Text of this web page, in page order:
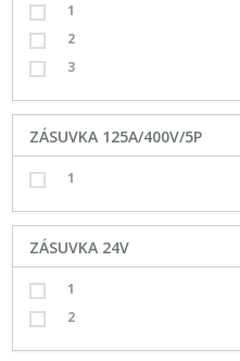
1
2
3
ZÁSUVKA 125A/400V/5P
1
ZÁSUVKA 24V
1
2